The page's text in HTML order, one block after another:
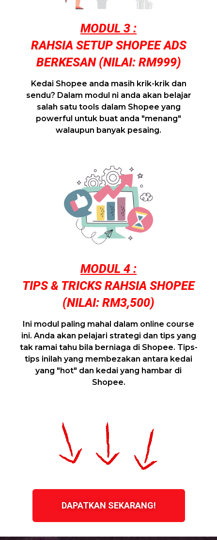
MODUL 3 :
RAHSIA SETUP SHOPEE ADS
BERKESAN (NILAI: RM999)
Kedai Shopee anda masih krik-krik dan
sendu? Dalam modul ni anda akan belajar
salah satu tools dalam Shopee yang
powerful untuk buat anda "menang"
walaupun banyak pesaing.
MODUL 4 :
TIPS & TRICKS RAHSIA SHOPEE
(NILAI: RM3,500)
Ini modul paling mahal dalam online course
ini. Anda akan pelajari strategi dan tips yang
tak ramai tahu bila berniaga di Shopee. Tips-
tips inilah yang membezakan antara kedai
yang "hot" dan kedai yang hambar di
Shopee.
DAPATKAN SEKARANG!